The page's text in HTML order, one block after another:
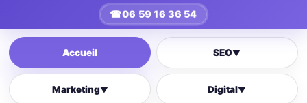
☎06 59 16 36 54
Accueil SEO▼
Marketing▼ Digital▼